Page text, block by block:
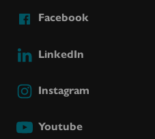
Facebook
LinkedIn
Instagram
Youtube